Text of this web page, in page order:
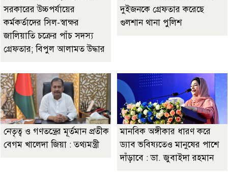
সরকারের উচ্চপর্যায়ের
কর্মকর্তাদের সিল-স্বাক্ষর
জালিয়াতি চক্রের পাঁচ সদস্য
গ্রেফতার; বিপুল আলামত উদ্ধার
দুইজনকে গ্রেফতার করেছে
গুলশান থানা পুলিশ
নেতৃত্ব ও গণতন্ত্রের মূর্তমান প্রতীক
বেগম খালেদা জিয়া : তথ্যমন্ত্রী
মানবিক অঙ্গীকার ধারণ করে
ড্যাব ভবিষ্যতেও মানুষের পাশে
দাঁড়াবে : ডা. জুবাইদা রহমান